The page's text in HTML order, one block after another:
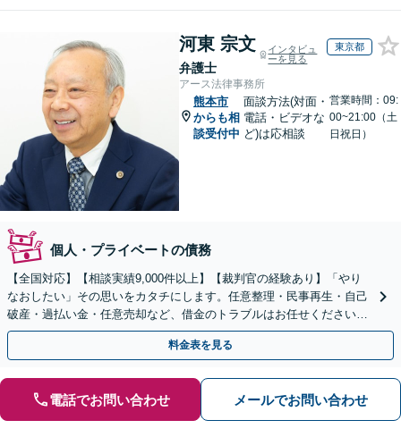
河東 宗文
弁護士
インタビュ
ーを見る
東京都
アース法律事務所
熊本市
からも相
談受付中
面談方法(対面・
電話・ビデオな
ど)は応相談
営業時間：09:
00~21:00（土
日祝日）
個人・プライベートの債務
【全国対応】【相談実績9,000件以上】【裁判官の経験あり】「やり
なおしたい」その思いをカタチにします。任意整理・民事再生・自己
破産・過払い金・任意売却など、借金のトラブルはお任せください。
【初回相談無料】【全国対応可能】
料金表を見る
電話でお問い合わせ メールでお問い合わせ